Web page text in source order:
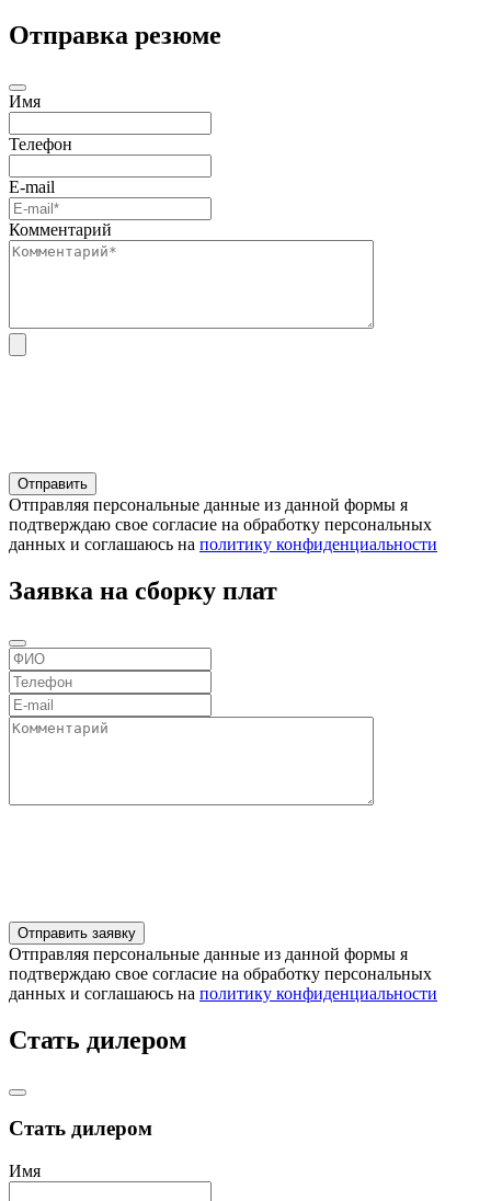
Отправка резюме
Имя
Телефон
E-mail
Комментарий
Отправляя персональные данные из данной формы я
подтверждаю свое согласие на обработку персональных
данных и соглашаюсь на политику конфиденциальности
Заявка на сборку плат
Отправляя персональные данные из данной формы я
подтверждаю свое согласие на обработку персональных
данных и соглашаюсь на политику конфиденциальности
Стать дилером
Стать дилером
Имя